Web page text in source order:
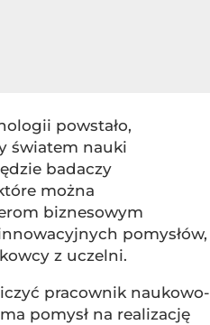
powstało,
światem nauki
badaczy
można
biznesowym
pomysłów,
z uczelni.
pracownik naukowo-
pomysł na realizację